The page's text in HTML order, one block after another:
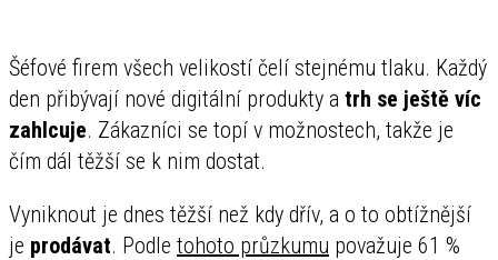
Šéfové firem všech velikostí čelí stejnému tlaku. Každý
den přibývají nové digitální produkty a trh se ještě víc
zahlcuje. Zákazníci se topí v možnostech, takže je
čím dál těžší se k nim dostat.
Vyniknout je dnes těžší než kdy dřív, a o to obtížnější
je prodávat. Podle tohoto průzkumu považuje 61 %